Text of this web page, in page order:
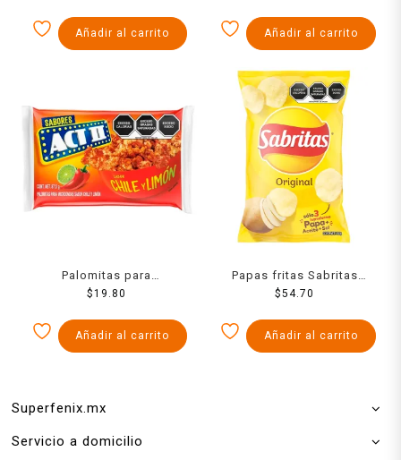
Añadir al carrito Añadir al carrito
Palomitas para
microondas ACT II sabor
$19.80
Añadir al carrito
Papas fritas Sabritas
Original 160 g
$54.70
Añadir al carrito
Superfenix.mx
Servicio a domicilio